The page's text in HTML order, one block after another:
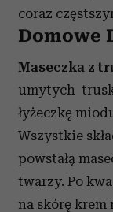
coraz
Domowe
Maseczka z
umytych
łyżeczkę
Wszystkie
powstałą
twarzy. Po
na skórę krem